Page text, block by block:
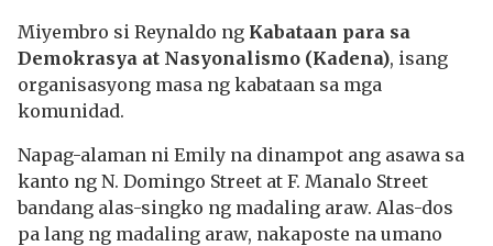
Miyembro si Reynaldo ng Kabataan para sa
Demokrasya at Nasyonalismo (Kadena), isang
organisasyong masa ng kabataan sa mga
komunidad.
Napag-alaman ni Emily na dinampot ang asawa sa
kanto ng N. Domingo Street at F. Manalo Street
bandang alas-singko ng madaling araw. Alas-dos
pa lang ng madaling araw, nakaposte na umano